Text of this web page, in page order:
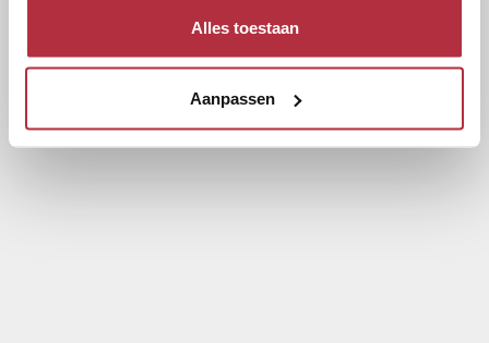
Alles toestaan
Aanpassen